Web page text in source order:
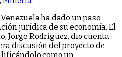
ha dado un paso
jurídica de su economía. El
Jorge Rodríguez, dio cuenta
discusión del proyecto de
como un